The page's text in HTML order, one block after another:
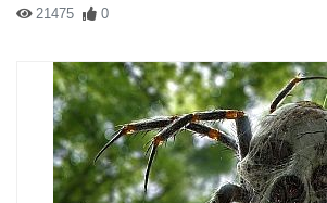
21475 0